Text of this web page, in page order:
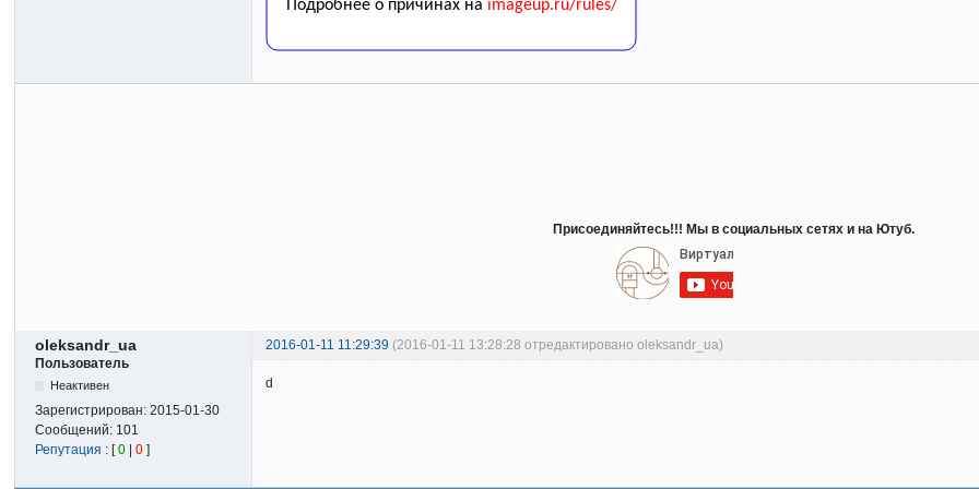
Присоединяйтесь!!! Мы в социальных сетях и на Ютуб.
oleksandr_ua 2016-01-11 11:29:39 (2016-01-11 13:28:28 отредактировано oleksandr_ua)
Пользователь
Неактивен
Зарегистрирован:2015-01-30
Сообщений: 101
Репутация : [0 |0 ]
d